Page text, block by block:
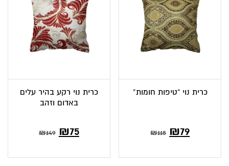
כרית נוי “טיפות חומות”
₪118 ₪79
כרית נוי רקע בהיר עלים
באדום וזהב
₪149 ₪75